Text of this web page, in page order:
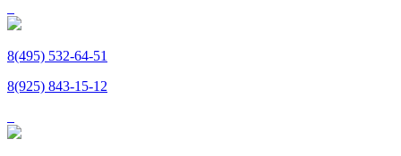
8(495) 532-64-51
8(925) 843-15-12